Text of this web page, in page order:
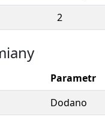
2
Parametr
Dodano